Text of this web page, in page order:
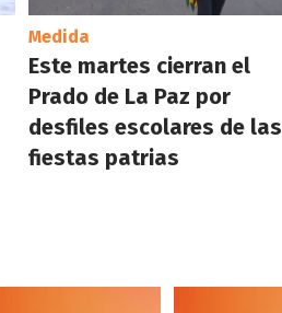
Medida
Este martes cierran el
Prado de La Paz por
desfiles escolares de las
fiestas patrias